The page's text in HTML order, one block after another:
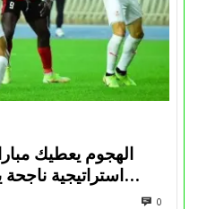
الهجوم يعطيك
استراتيجية
0